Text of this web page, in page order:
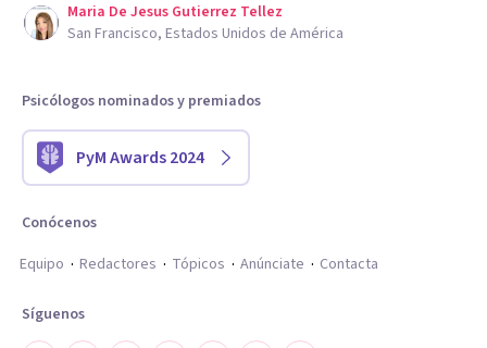
Maria De Jesus Gutierrez Tellez
San Francisco, Estados Unidos de América
Psicólogos nominados y premiados
PyM Awards 2024
Conócenos
Equipo
Redactores Tópicos Anúnciate Contacta
Síguenos